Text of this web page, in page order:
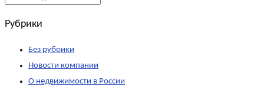
Рубрики
Без рубрики
Новости компании
О недвижимости в России